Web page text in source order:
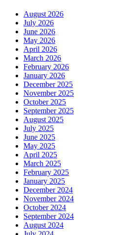
August 2026
July 2026
June 2026
May 2026
April 2026
March 2026
February 2026
January 2026
December 2025
November 2025
October 2025
September 2025
August 2025
July 2025
June 2025
May 2025
April 2025
March 2025
February 2025
January 2025
December 2024
November 2024
October 2024
September 2024
August 2024